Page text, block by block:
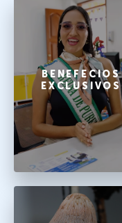
BENEFECIOS
EXCLUSIVOS